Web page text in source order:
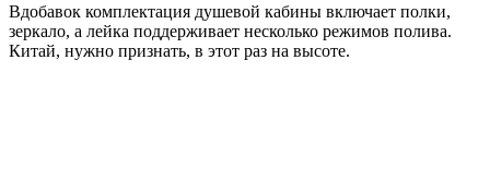
Вдобавок комплектация душевой кабины включает полки,
зеркало, а лейка поддерживает несколько режимов полива.
Китай, нужно признать, в этот раз на высоте.